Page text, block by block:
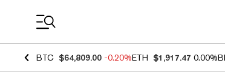
BTC $64,809.00 -0.20%ETH $1,917.47 0.00%